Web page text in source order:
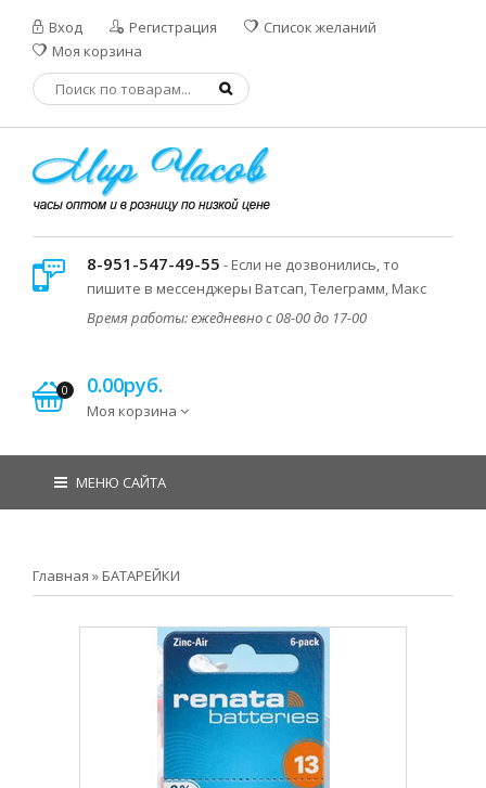
Вход Регистрация
Список желаний
Моя корзина
8-951-547-49-55 - Если не дозвонились, то
пишите в мессенджеры Ватсап, Телеграмм, Макс
Время работы: ежедневно с 08-00 до 17-00
0 0.00руб.
Моя корзина
МЕНЮ САЙТА
Главная » БАТАРЕЙКИ